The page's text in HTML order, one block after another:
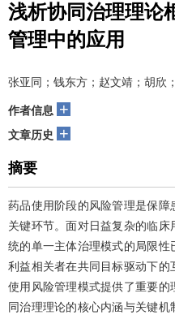
浅析协同治理理论
管理中的应用
张亚同；钱东方；赵文靖；胡欣
作者信息 +
文章历史 +
摘要
药品使用阶段的风险管理是保
关键环节。面对日益复杂的临
统的单一主体治理模式的局限
利益相关者在共同目标驱动下
使用风险管理模式提供了重要
同治理理论的核心内涵与关键